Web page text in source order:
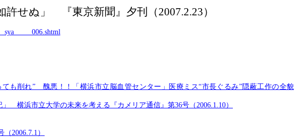
許せぬ」 『東京新聞』夕刊（2007.2.23）
削れ” 醜悪！！「横浜市立脳血管センター」医療ミス“市長ぐるみ”隠蔽工作の全貌
浜市立大学の未来を考える『カメリア通信』第36号（2006.1.10）
2006.7.1）